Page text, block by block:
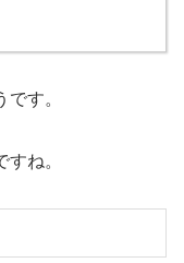
す。
ね。